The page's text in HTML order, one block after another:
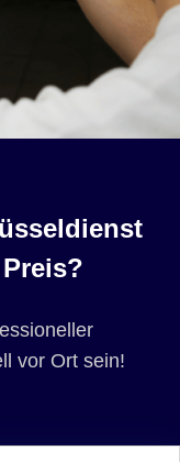
vor Ort sein!